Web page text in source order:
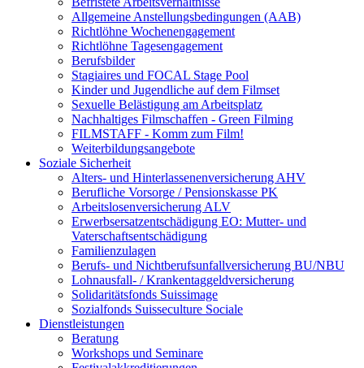
Allgemeine Anstellungsbedingungen (AAB)
Richtlöhne Wochenengagement
Richtlöhne Tagesengagement
Berufsbilder
Stagiaires und FOCAL Stage Pool
Kinder und Jugendliche auf dem Filmset
Sexuelle Belästigung am Arbeitsplatz
Nachhaltiges Filmschaffen - Green Filming
FILMSTAFF - Komm zum Film!
Weiterbildungsangebote
Soziale Sicherheit
Alters- und Hinterlassenenversicherung AHV
Berufliche Vorsorge / Pensionskasse PK
Arbeitslosenversicherung ALV
Erwerbsersatzentschädigung EO: Mutter- und
Vaterschaftsentschädigung
Familienzulagen
Berufs- und Nichtberufsunfallversicherung BU/NBU
Lohnausfall- / Krankentaggeldversicherung
Solidaritätsfonds Suissimage
Sozialfonds Suisseculture Sociale
Dienstleistungen
Beratung
Workshops und Seminare